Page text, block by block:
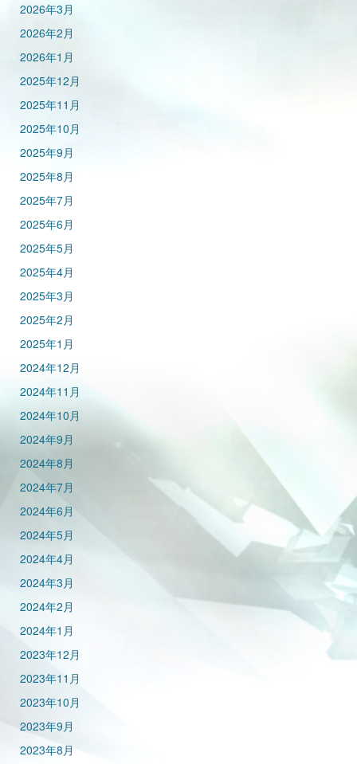
2026年3月
2026年2月
2026年1月
2025年12月
2025年11月
2025年10月
2025年9月
2025年8月
2025年7月
2025年6月
2025年5月
2025年4月
2025年3月
2025年2月
2025年1月
2024年12月
2024年11月
2024年10月
2024年9月
2024年8月
2024年7月
2024年6月
2024年5月
2024年4月
2024年3月
2024年2月
2024年1月
2023年12月
2023年11月
2023年10月
2023年9月
2023年8月